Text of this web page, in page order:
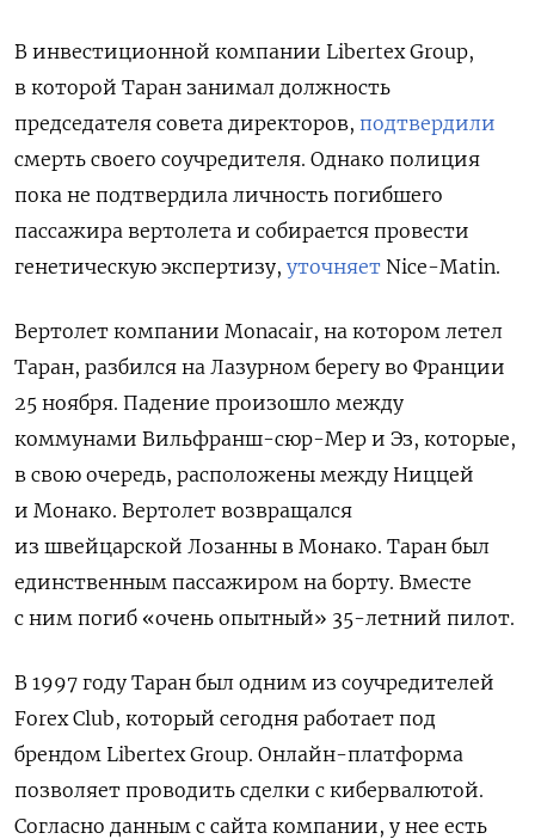
В инвестиционной компании Libertex Group,
в которой Таран занимал должность
председателя совета директоров, подтвердили
смерть своего соучредителя. Однако полиция
пока не подтвердила личность погибшего
пассажира вертолета и собирается провести
генетическую экспертизу, уточняет Nice-Matin.
Вертолет компании Monacair, на котором летел
Таран, разбился на Лазурном берегу во Франции
25 ноября. Падение произошло между
коммунами Вильфранш-сюр-Мер и Эз, которые,
в свою очередь, расположены между Ниццей
и Монако. Вертолет возвращался
из швейцарской Лозанны в Монако. Таран был
единственным пассажиром на борту. Вместе
с ним погиб «очень опытный» 35-летний пилот.
В 1997 году Таран был одним из соучредителей
Forex Club, который сегодня работает под
брендом Libertex Group. Онлайн-платформа
позволяет проводить сделки с кибервалютой.
Согласно данным с сайта компании, у нее есть